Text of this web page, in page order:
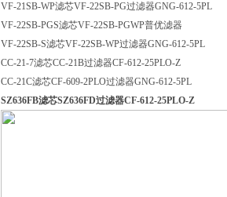
VF-21SB-WP滤芯VF-22SB-PG过滤器GNG-612-5PL
VF-22SB-PGS滤芯VF-22SB-PGWP普优滤器
VF-22SB-S滤芯VF-22SB-WP过滤器GNG-612-5PL
CC-21-7滤芯CC-21B过滤器CF-612-25PLO-Z
CC-21C滤芯CF-609-2PLO过滤器GNG-612-5PL
SZ636FB滤芯SZ636FD过滤器CF-612-25PLO-Z